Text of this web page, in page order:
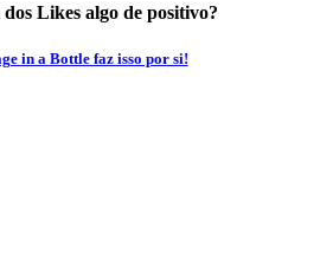
Likes algo de positivo?
in a Bottle faz isso por si!